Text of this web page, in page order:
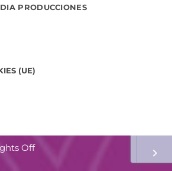
Off
keyboard_arrow_right
PRODUCCIONES
(UE)